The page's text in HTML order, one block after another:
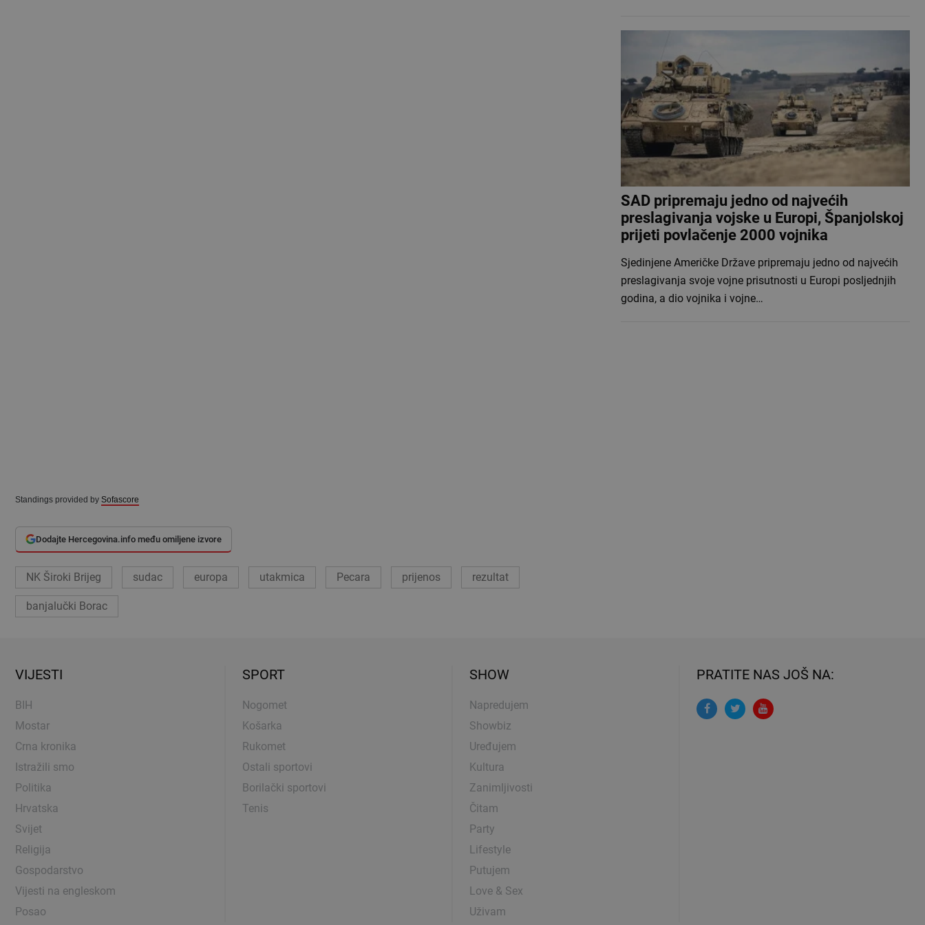
Standings provided by Sofascore
Dodajte Hercegovina.info među omiljene izvore
NK Široki Brijeg sudac europa utakmica Pecara prijenos rezultat
banjalučki Borac
SAD pripremaju jedno od najvećih
preslagivanja vojske u Europi, Španjolskoj
prijeti povlačenje 2000 vojnika
Sjedinjene Američke Države pripremaju jedno od najvećih
preslagivanja svoje vojne prisutnosti u Europi posljednjih
godina, a dio vojnika i vojne…
VIJESTI
BIH
Mostar
Crna kronika
Istražili smo
Politika
Hrvatska
Svijet
Religija
Gospodarstvo
Vijesti na engleskom
Posao
SPORT
Nogomet
Košarka
Rukomet
Ostali sportovi
Borilački sportovi
Tenis
SHOW
Napredujem
Showbiz
Uređujem
Kultura
Zanimljivosti
Čitam
Party
Lifestyle
Putujem
Love & Sex
Uživam
PRATITE NAS JOŠ NA: